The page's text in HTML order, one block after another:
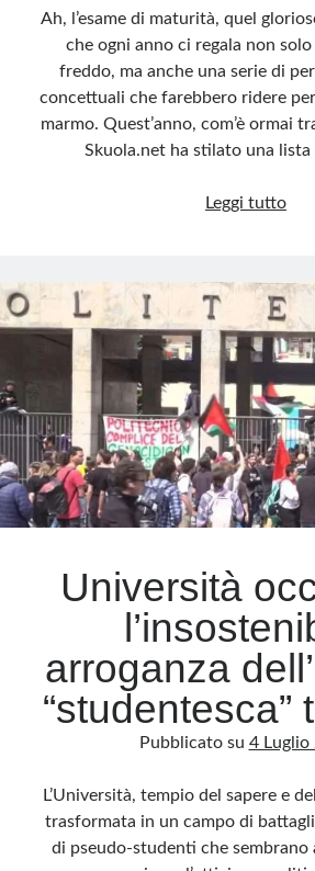
Ah, l’esame di maturità, quel
che ogni anno ci regala non
freddo, ma anche una serie di
concettuali che farebbero ridere
marmo. Quest’anno, com’è ormai
Skuola.net ha stilato una
Leggi tutto
degli
Università
arroganza
“studentesca”
Pubblicato su 4 Luglio
L’Università, tempio del sapere e
trasformata in un campo di
di pseudo-studenti che sembrano